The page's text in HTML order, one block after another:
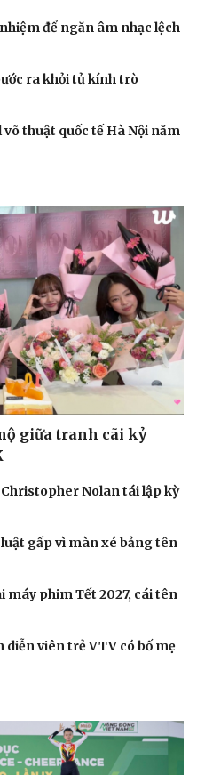
Podcast
Đọc truyện đêm khuya
Cửa sổ tình yêu
để ngăn âm nhạc lệch
ra khỏi tủ kính trò
thuật quốc tế Hà Nội năm
giữa tranh cãi kỷ
Christopher Nolan tái lập kỳ
gấp vì màn xé bảng tên
phim Tết 2027, cái tên
diễn viên trẻ VTV có bố mẹ